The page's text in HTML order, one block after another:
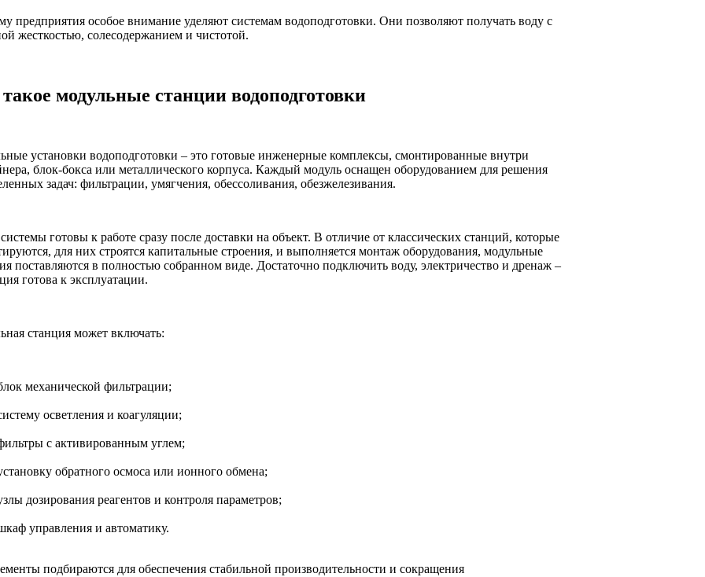
предприятия особое внимание уделяют системам водоподготовки. Они позволяют получать воду с
жесткостью, солесодержанием и чистотой.
модульные станции водоподготовки
установки водоподготовки – это готовые инженерные комплексы, смонтированные внутри
блок-бокса или металлического корпуса. Каждый модуль оснащен оборудованием для решения
задач: фильтрации, умягчения, обессоливания, обезжелезивания.
готовы к работе сразу после доставки на объект. В отличие от классических станций, которые
для них строятся капитальные строения, и выполняется монтаж оборудования, модульные
поставляются в полностью собранном виде. Достаточно подключить воду, электричество и дренаж –
готова к эксплуатации.
станция может включать:
механической фильтрации;
осветления и коагуляции;
с активированным углем;
обратного осмоса или ионного обмена;
дозирования реагентов и контроля параметров;
управления и автоматику.
подбираются для обеспечения стабильной производительности и сокращения